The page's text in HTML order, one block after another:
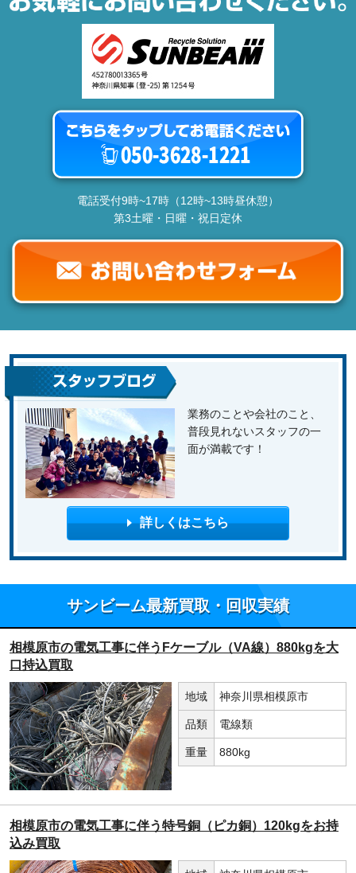
電話受付9時~17時（12時~13時昼休憩）
第3土曜・日曜・祝日定休
業務のことや会社のこと、
普段見れないスタッフの一
面が満載です！
詳しくはこちら
サンビーム最新買取・回収実績
相模原市の電気工事に伴うFケーブル（VA線）880kgを大
口持込買取
地域 神奈川県相模原市
品類 電線類
重量 880kg
相模原市の電気工事に伴う特号銅（ピカ銅）120kgをお持
込み買取